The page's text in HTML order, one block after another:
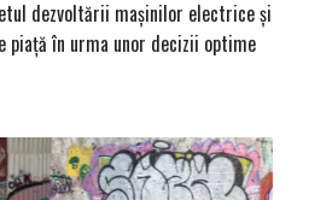
dezvoltării mașinilor electrice și
piață în urma unor decizii optime